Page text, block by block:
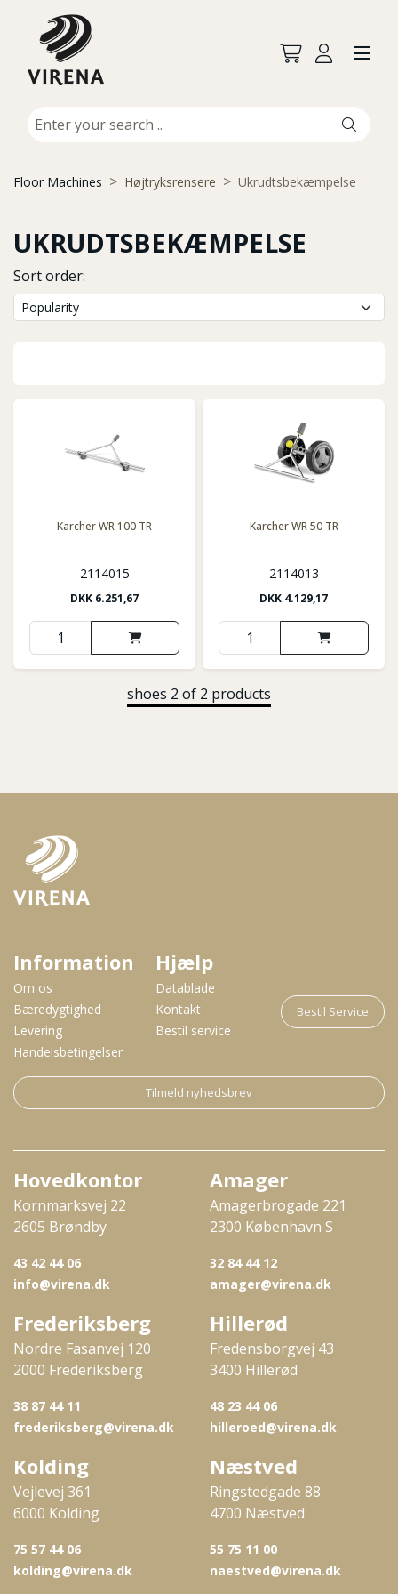
Floor Machines Højtryksrensere Ukrudtsbekæmpelse
UKRUDTSBEKÆMPELSE
Sort order:
Karcher WR 100 TR
2114015
DKK 6.251,67
Karcher WR 50 TR
2114013
DKK 4.129,17
shoes 2 of 2 products
Information
Om os
Bæredygtighed
Levering
Handelsbetingelser
Hjælp
Datablade
Kontakt
Bestil service
Bestil Service
Tilmeld nyhedsbrev
Hovedkontor
Kornmarksvej 22
2605 Brøndby
43 42 44 06
info@virena.dk
Amager
Amagerbrogade 221
2300 København S
32 84 44 12
amager@virena.dk
Frederiksberg
Nordre Fasanvej 120
2000 Frederiksberg
38 87 44 11
frederiksberg@virena.dk
Hillerød
Fredensborgvej 43
3400 Hillerød
48 23 44 06
hilleroed@virena.dk
Kolding
Vejlevej 361
6000 Kolding
75 57 44 06
kolding@virena.dk
Næstved
Ringstedgade 88
4700 Næstved
55 75 11 00
naestved@virena.dk